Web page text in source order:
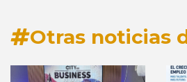
Otras noticias